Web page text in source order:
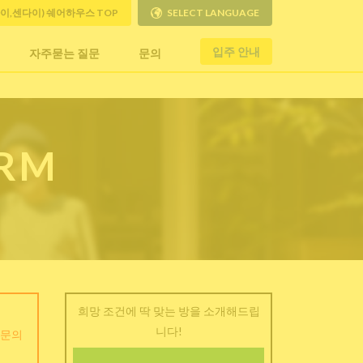
자주묻는 질문 문의 입주 안내
,센다이) 쉐어하우스 TOP SELECT LANGUAGE
의
희망 조건에 딱 맞는 방을 소개해드립
니다!